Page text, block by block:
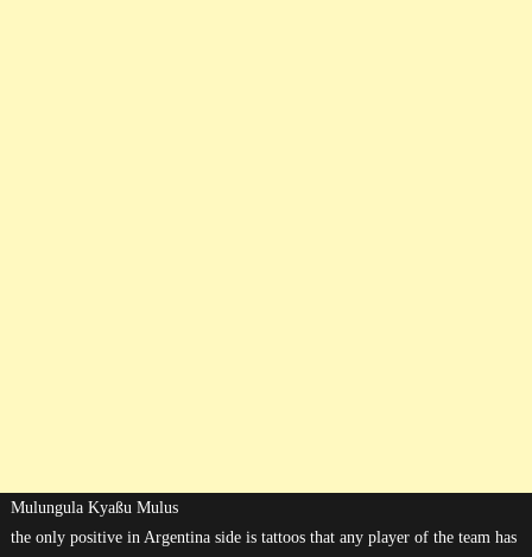
Mulungula Kyaßu Mulus
the only positive in Argentina side is tattoos that any player of the team has